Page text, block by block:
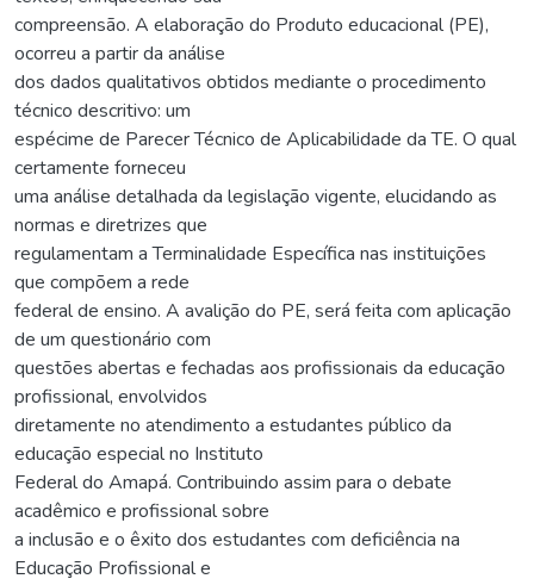
compreensão. A elaboração do Produto educacional (PE),
ocorreu a partir da análise
dos dados qualitativos obtidos mediante o procedimento
técnico descritivo: um
espécime de Parecer Técnico de Aplicabilidade da TE. O qual
certamente forneceu
uma análise detalhada da legislação vigente, elucidando as
normas e diretrizes que
regulamentam a Terminalidade Específica nas instituições
que compõem a rede
federal de ensino. A avalição do PE, será feita com aplicação
de um questionário com
questões abertas e fechadas aos profissionais da educação
profissional, envolvidos
diretamente no atendimento a estudantes público da
educação especial no Instituto
Federal do Amapá. Contribuindo assim para o debate
acadêmico e profissional sobre
a inclusão e o êxito dos estudantes com deficiência na
Educação Profissional e